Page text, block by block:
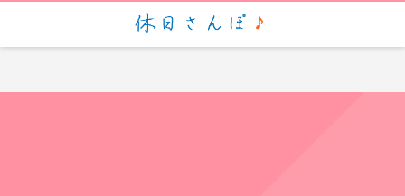
script> (function(i,s,o,g,r,a,m){i['GoogleAnalyticsObject']=r;i[r]=i[r]||function(){ (i[r].q=i[r].q||
[]).push(arguments)},i[r].l=1*new Date();a=s.createElement(o), m=s.getElementsByTagName(o)
[0];a.async=1;a.src=g;m.parentNode.insertBefore(a,m) })
(window,document,'script','https://www.google-analytics.com/analytics.js','ga'); ga('create', 'UA-